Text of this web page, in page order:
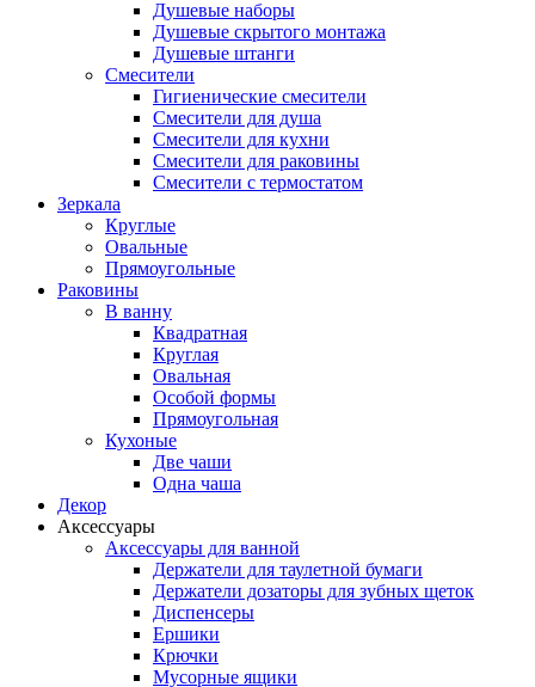
Душевые наборы
Душевые скрытого монтажа
Душевые штанги
Смесители
Гигиенические смесители
Смесители для душа
Смесители для кухни
Смесители для раковины
Смесители с термостатом
Зеркала
Круглые
Овальные
Прямоугольные
Раковины
В ванну
Квадратная
Круглая
Овальная
Особой формы
Прямоугольная
Кухоные
Две чаши
Одна чаша
Декор
Аксессуары
Аксессуары для ванной
Держатели для таулетной бумаги
Держатели дозаторы для зубных щеток
Диспенсеры
Ершики
Крючки
Мусорные ящики